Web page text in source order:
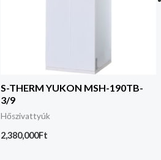
S-THERM YUKON MSH-190TB-
3/9
Hőszivattyúk
2,380,000Ft